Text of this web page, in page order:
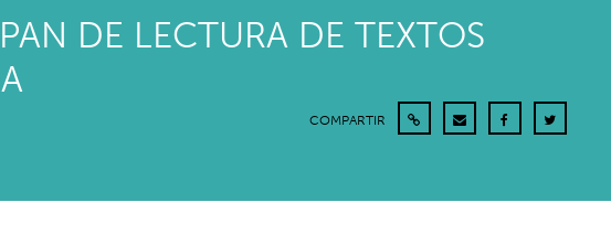
DE LECTURA DE TEXTOS
COMPARTIR